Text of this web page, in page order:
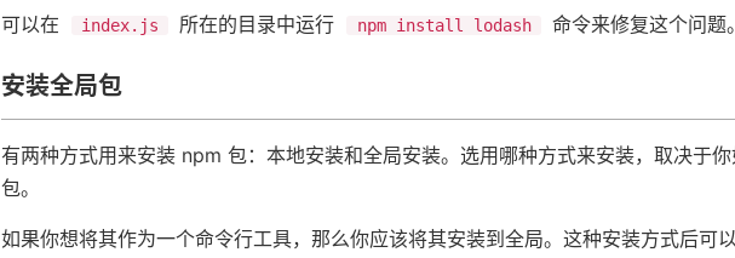
可以在 index.js 所在的目录中运行 npm install lodash 命令来修复这个问题。
安装全局包
有两种方式用来安装 npm 包：本地安装和全局安装。选用哪种方式来安装，取决于
包。
如果你想将其作为一个命令行工具，那么你应该将其安装到全局。这种安装方式后可